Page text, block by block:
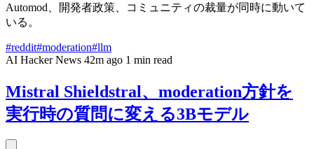
Automod、開発者政策、コミュニティの裁量が同時に動いて
いる。
#reddit#moderation#llm
AI Hacker News 42m ago 1 min read
Mistral Shieldstral、moderation方針を
実行時の質問に変える3Bモデル